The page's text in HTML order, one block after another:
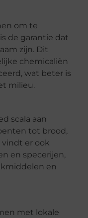
om te
de garantie dat
zijn. Dit
chemicaliën
wat beter is
milieu.
scala aan
tot brood,
vindt er ook
en specerijen,
en
met lokale